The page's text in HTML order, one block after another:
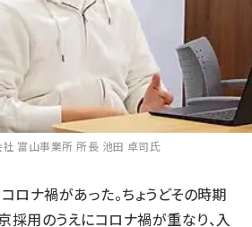
社 富山事業所 所長 池田 卓司氏
ロナ禍があった。ちょうどその時期
採用のうえにコロナ禍が重なり、入